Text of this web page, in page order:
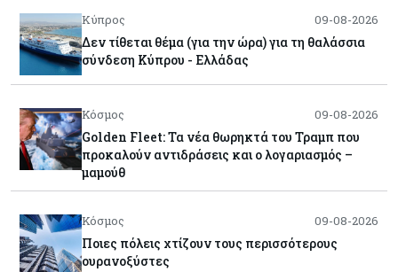
Κύπρος 09-08-2026
Δεν τίθεται θέμα (για την ώρα) για τη θαλάσσια
σύνδεση Κύπρου - Ελλάδας
Κόσμος 09-08-2026
Golden Fleet: Τα νέα θωρηκτά του Τραμπ που
προκαλούν αντιδράσεις και ο λογαριασμός –
μαμούθ
Κόσμος 09-08-2026
Ποιες πόλεις χτίζουν τους περισσότερους
ουρανοξύστες